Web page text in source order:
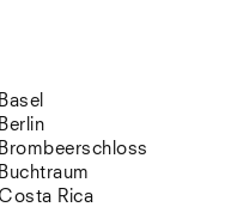
Basel
Berlin
Brombeerschloss
Buchtraum
Costa Rica